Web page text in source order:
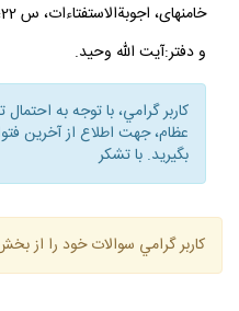
و دفتر:آيت الله وحيد.
كاربر گرامي، با توجه به
عظام، جهت اطلاع از آخرين
بگيريد. با تشكر
كاربر گرامي سوالات خود را از